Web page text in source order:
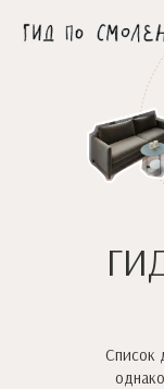
Список